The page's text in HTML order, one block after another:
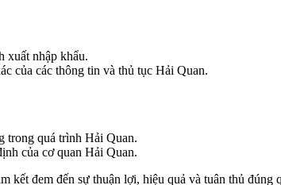
xuất nhập khẩu.
của các thông tin và thủ tục Hải Quan.
trong quá trình Hải Quan.
của cơ quan Hải Quan.
kết đem đến sự thuận lợi, hiệu quả và tuân thủ đúng